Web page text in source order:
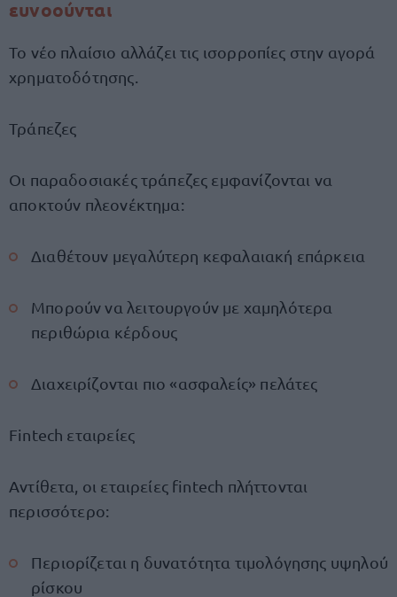
ευνοούνται
Το νέο πλαίσιο αλλάζει τις ισορροπίες στην αγορά
χρηματοδότησης.
Τράπεζες
Οι παραδοσιακές τράπεζες εμφανίζονται να
αποκτούν πλεονέκτημα:
Διαθέτουν μεγαλύτερη κεφαλαιακή επάρκεια
Μπορούν να λειτουργούν με χαμηλότερα
περιθώρια κέρδους
Διαχειρίζονται πιο «ασφαλείς» πελάτες
Fintech εταιρείες
Αντίθετα, οι εταιρείες fintech πλήττονται
περισσότερο:
Περιορίζεται η δυνατότητα τιμολόγησης υψηλού
ρίσκου